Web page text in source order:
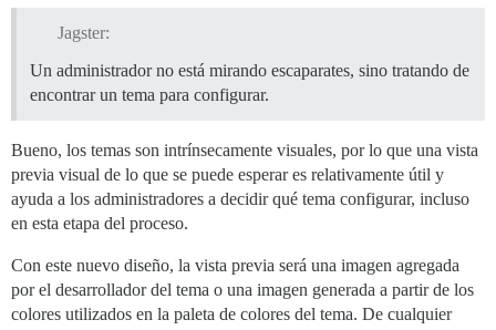
Jagster:
Un administrador no está mirando escaparates, sino tratando de
encontrar un tema para configurar.
Bueno, los temas son intrínsecamente visuales, por lo que una vista
previa visual de lo que se puede esperar es relativamente útil y
ayuda a los administradores a decidir qué tema configurar, incluso
en esta etapa del proceso.
Con este nuevo diseño, la vista previa será una imagen agregada
por el desarrollador del tema o una imagen generada a partir de los
colores utilizados en la paleta de colores del tema. De cualquier